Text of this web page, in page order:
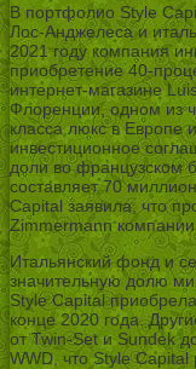
В портфолио Style
Лос-Анджелеса и
2021 году компания
приобретение 40-
интернет-магазине
Флоренции, одном из
класса люкс в Европе
инвестиционное
доли во французском
составляет 70
Capital заявила, что
Zimmermann компании
Итальянский фонд и
значительную долю
Style Capital
конце 2020 года.
от Twin-Set и Sundek
WWD, что Style Capital